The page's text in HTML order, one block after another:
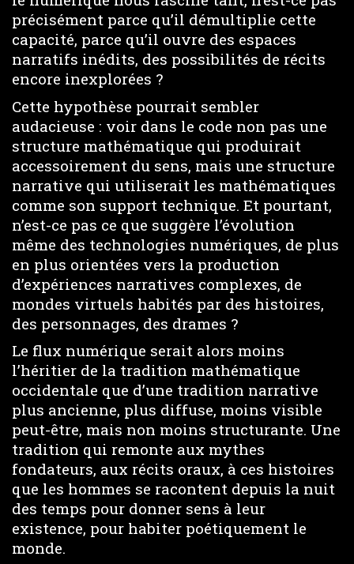
précisément parce qu’il démultiplie cette
capacité, parce qu’il ouvre des espaces
narratifs inédits, des possibilités de récits
encore inexplorées ?
Cette hypothèse pourrait sembler
audacieuse : voir dans le code non pas une
structure mathématique qui produirait
accessoirement du sens, mais une structure
narrative qui utiliserait les mathématiques
comme son support technique. Et pourtant,
n’est-ce pas ce que suggère l’évolution
même des technologies numériques, de plus
en plus orientées vers la production
d’expériences narratives complexes, de
mondes virtuels habités par des histoires,
des personnages, des drames ?
Le flux numérique serait alors moins
l’héritier de la tradition mathématique
occidentale que d’une tradition narrative
plus ancienne, plus diffuse, moins visible
peut-être, mais non moins structurante. Une
tradition qui remonte aux mythes
fondateurs, aux récits oraux, à ces histoires
que les hommes se racontent depuis la nuit
des temps pour donner sens à leur
existence, pour habiter poétiquement le
monde.